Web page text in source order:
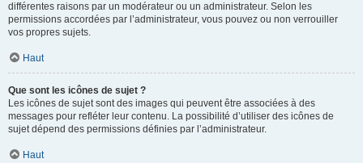
différentes raisons par un modérateur ou un administrateur. Selon les
permissions accordées par l’administrateur, vous pouvez ou non verrouiller
vos propres sujets.
Haut
Que sont les icônes de sujet ?
Les icônes de sujet sont des images qui peuvent être associées à des
messages pour refléter leur contenu. La possibilité d’utiliser des icônes de
sujet dépend des permissions définies par l’administrateur.
Haut